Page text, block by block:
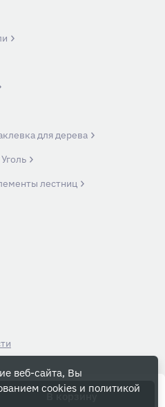
В корзину
для дерева
лестниц
ознакомительный характер и ни
офертой, определяемой
веб-сайта, Вы
cookies и политикой